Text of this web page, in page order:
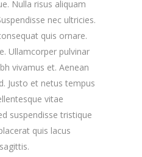
Nulla risus aliquam
nec ultricies.
quis ornare.
Ullamcorper pulvinar
vivamus et. Aenean
Justo et netus tempus
vitae
suspendisse tristique
quis lacus